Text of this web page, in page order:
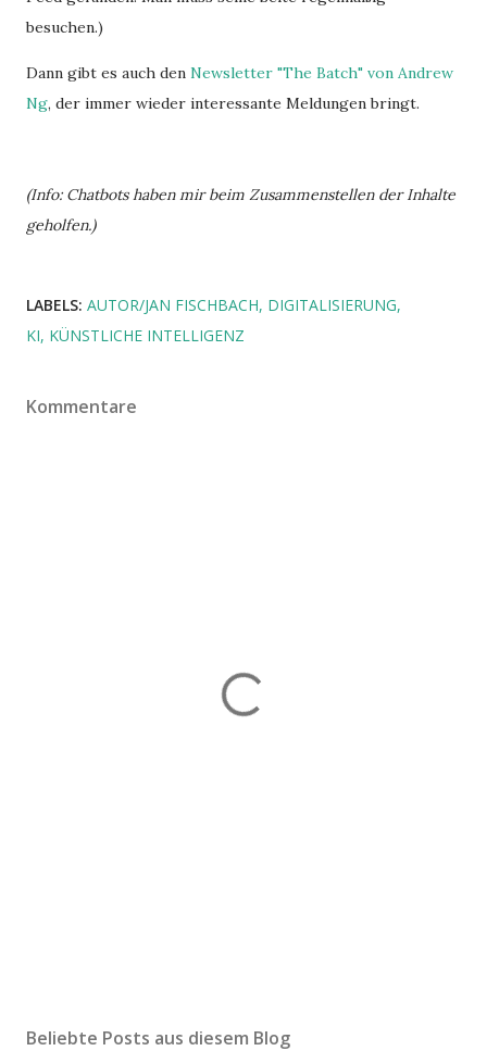
besuchen.)
Dann gibt es auch den Newsletter "The Batch" von Andrew
Ng, der immer wieder interessante Meldungen bringt.
(Info: Chatbots haben mir beim Zusammenstellen der Inhalte
geholfen.)
LABELS: AUTOR/JAN FISCHBACH DIGITALISIERUNG
KI KÜNSTLICHE INTELLIGENZ
Kommentare
Beliebte Posts aus diesem Blog